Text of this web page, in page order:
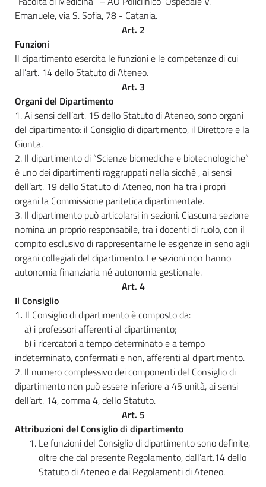
Emanuele, via S. Sofia, 78 - Catania.
Art. 2
Funzioni
Il dipartimento esercita le funzioni e le competenze di cui
all’art. 14 dello Statuto di Ateneo.
Art. 3
Organi del Dipartimento
1. Ai sensi dell’art. 15 dello Statuto di Ateneo, sono organi
del dipartimento: il Consiglio di dipartimento, il Direttore e la
Giunta.
2. Il dipartimento di “Scienze biomediche e biotecnologiche”
è uno dei dipartimenti raggruppati nella sicché , ai sensi
dell’art. 19 dello Statuto di Ateneo, non ha tra i propri
organi la Commissione paritetica dipartimentale.
3. Il dipartimento può articolarsi in sezioni. Ciascuna sezione
nomina un proprio responsabile, tra i docenti di ruolo, con il
compito esclusivo di rappresentarne le esigenze in seno agli
organi collegiali del dipartimento. Le sezioni non hanno
autonomia finanziaria né autonomia gestionale.
Art. 4
Il Consiglio
1. Il Consiglio di dipartimento è composto da:
a) i professori afferenti al dipartimento;
b) i ricercatori a tempo determinato e a tempo
indeterminato, confermati e non, afferenti al dipartimento.
2. Il numero complessivo dei componenti del Consiglio di
dipartimento non può essere inferiore a 45 unità, ai sensi
dell’art. 14, comma 4, dello Statuto.
Art. 5
Attribuzioni del Consiglio di dipartimento
Le funzioni del Consiglio di dipartimento sono definite,
oltre che dal presente Regolamento, dall’art.14 dello
Statuto di Ateneo e dai Regolamenti di Ateneo.